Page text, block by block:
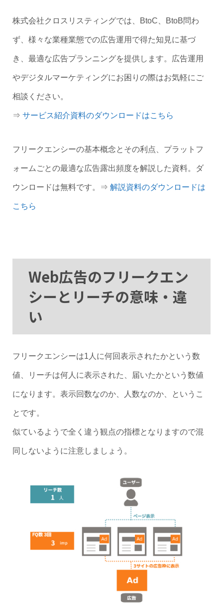
株式会社クロスリスティングでは、BtoC、BtoB問わ
ず、様々な業種業態での広告運用で得た知見に基づ
き、最適な広告プランニングを提供します。広告運用
やデジタルマーケティングにお困りの際はお気軽にご
相談ください。
⇒ サービス紹介資料のダウンロードはこちら
フリークエンシーの基本概念とその利点、プラットフ
ォームごとの最適な広告露出頻度を解説した資料。ダ
ウンロードは無料です。⇒ 解説資料のダウンロードは
こちら
Web広告のフリークエン
シーとリーチの意味・違
い
フリークエンシーは1人に何回表示されたかという数
値、リーチは何人に表示された、届いたかという数値
になります。表示回数なのか、人数なのか、というこ
とです。
似ているようで全く違う観点の指標となりますので混
同しないように注意しましょう。